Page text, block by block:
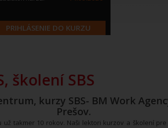
PRIHLÁSENIE DO KURZU
školení SBS
kurzy SBS- BM Work
Prešov.
takmer 10 rokov. Naši lektori kurzov a školení pre